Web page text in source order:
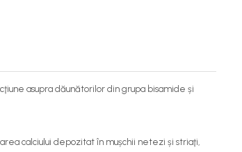
asupra dăunătorilor din grupa bisamide și
calciului depozitat în mușchii netezi și striaţi,